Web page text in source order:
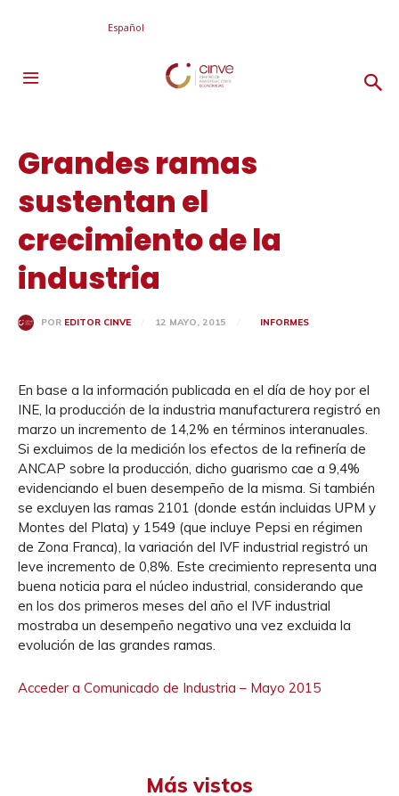
Español
Grandes ramas
sustentan el
crecimiento de la
industria
POR EDITOR CINVE 12 MAYO, 2015 INFORMES
En base a la información publicada en el día de hoy por el
INE, la producción de la industria manufacturera registró en
marzo un incremento de 14,2% en términos interanuales.
Si excluimos de la medición los efectos de la refinería de
ANCAP sobre la producción, dicho guarismo cae a 9,4%
evidenciando el buen desempeño de la misma. Si también
se excluyen las ramas 2101 (donde están incluidas UPM y
Montes del Plata) y 1549 (que incluye Pepsi en régimen
de Zona Franca), la variación del IVF industrial registró un
leve incremento de 0,8%. Este crecimiento representa una
buena noticia para el núcleo industrial, considerando que
en los dos primeros meses del año el IVF industrial
mostraba un desempeño negativo una vez excluida la
evolución de las grandes ramas.
Acceder a Comunicado de Industria – Mayo 2015
Más vistos